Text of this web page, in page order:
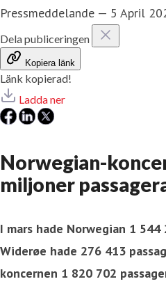
Pressmeddelande — 5 April
Dela publiceringen
Kopiera länk
Länk kopierad!
Ladda ner
Norwegian-
miljoner
I mars hade Norwegian 1 544
Widerøe hade 276 413
koncernen 1 820 702